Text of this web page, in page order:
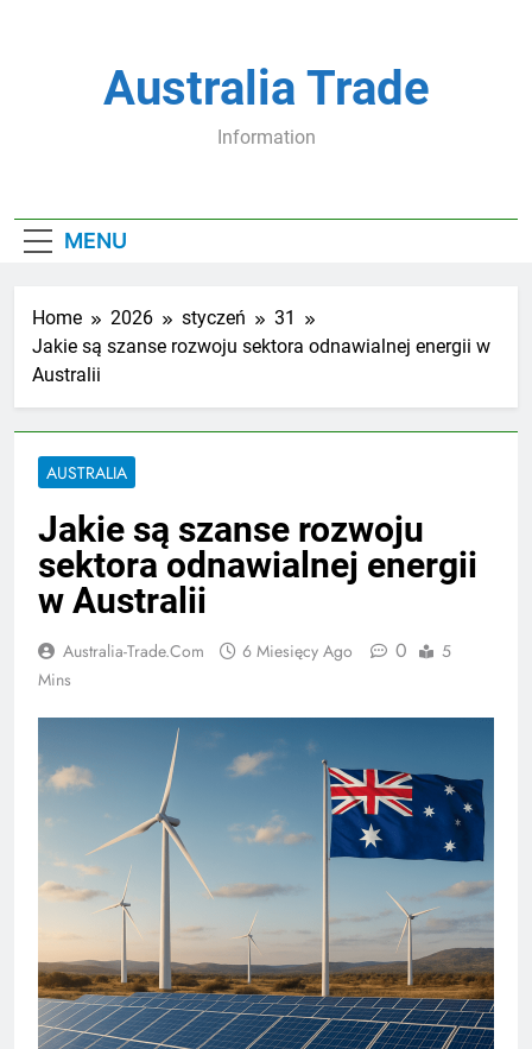
Australia Trade
Information
MENU
Home 2026 styczeń
31
Jakie są szanse rozwoju sektora odnawialnej energii w
Australii
AUSTRALIA
Jakie są szanse rozwoju
sektora odnawialnej energii
w Australii
Australia-Trade.com 6 Miesięcy Ago 0
5
Mins